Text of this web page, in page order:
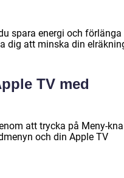
spara energi och förlänga
dig att minska din
TV med
att trycka på Meny-
och din Apple TV